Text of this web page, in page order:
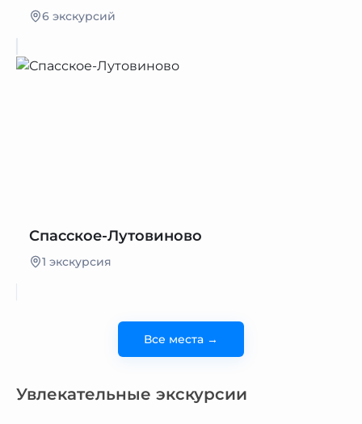
6 экскурсий
Спасское-Лутовиново
1 экскурсия
Все места →
Увлекательные экскурсии